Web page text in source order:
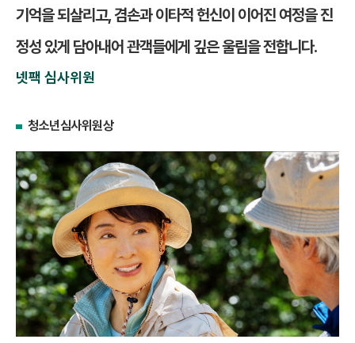
기억을 되살리고, 겸손과 이타적 헌신이 이어진 여정을 진
정성 있게 담아내어 관객들에게 깊은 울림을 전합니다.
넷팩 심사위원
청소년심사위원상